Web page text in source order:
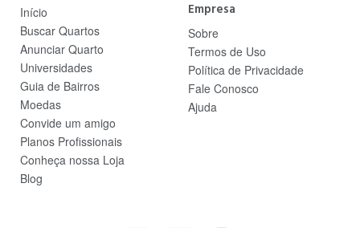
Início
Buscar Quartos
Anunciar Quarto
Universidades
Guia de Bairros
Moedas
Convide um amigo
Planos Profissionais
Conheça nossa Loja
Blog
Empresa
Sobre
Termos de Uso
Política de Privacidade
Fale Conosco
Ajuda